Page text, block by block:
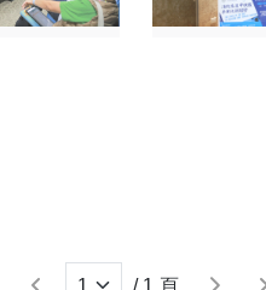
首頁 上一頁 / 1 頁 下一頁